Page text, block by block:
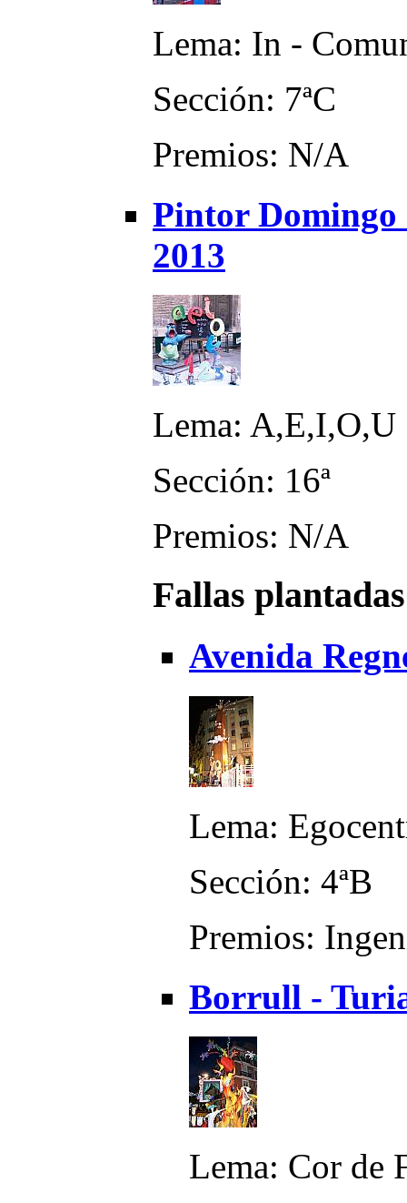
Lema: In -
Sección: 7ªC
Premios: N/A
Pintor
2013
Lema: A,E,I,O,U
Sección: 16ª
Premios: N/A
Fallas
Avenida
Lema:
Sección: 4ªB
Premios:
Borrull -
Lema: Cor de